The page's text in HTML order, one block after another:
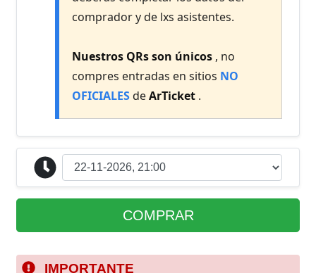
comprador y de lxs asistentes.
Nuestros QRs son únicos , no
compres entradas en sitios NO
OFICIALESdeArTicket .
COMPRAR
IMPORTANTE